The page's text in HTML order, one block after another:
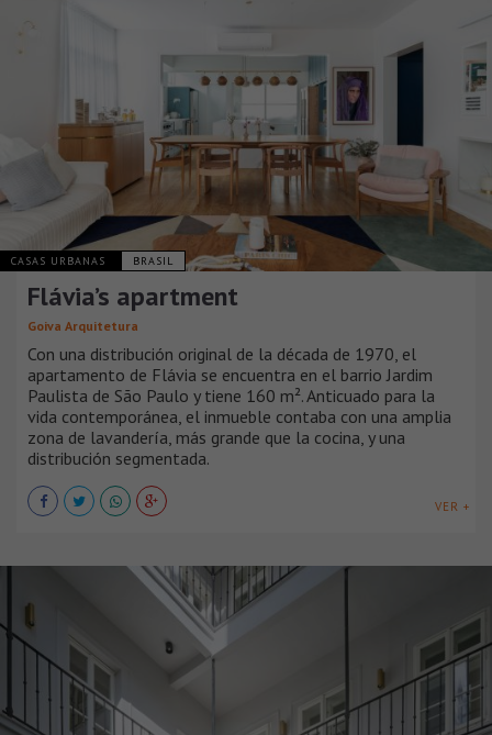
CASAS URBANAS BRASIL
Flávia’s apartment
Goiva Arquitetura
Con una distribución original de la década de 1970, el
apartamento de Flávia se encuentra en el barrio Jardim
Paulista de São Paulo y tiene 160 m². Anticuado para la
vida contemporánea, el inmueble contaba con una amplia
zona de lavandería, más grande que la cocina, y una
distribución segmentada.
VER +